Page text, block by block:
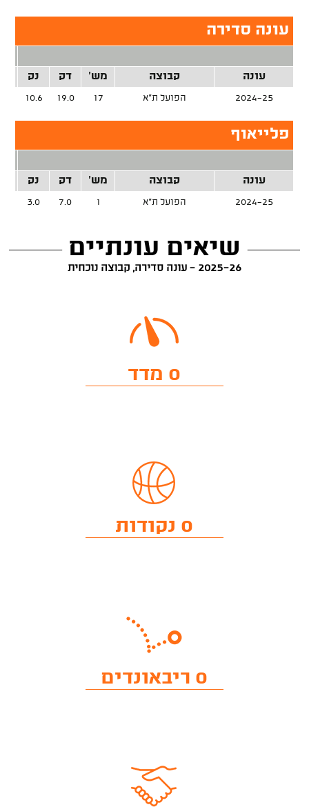
עונה סדירה
עונה
קבוצה מש' דק נק
2024-25 הפועל ת"א 17
19.0
10.6
פלייאוף
עונה
קבוצה מש' דק נק
2024-25 הפועל ת"א 1
7.0
3.0
שיאים עונתיים
2025-26 - עונה סדירה, קבוצה נוכחית
0 מדד
0 נקודות
0 ריבאונדים